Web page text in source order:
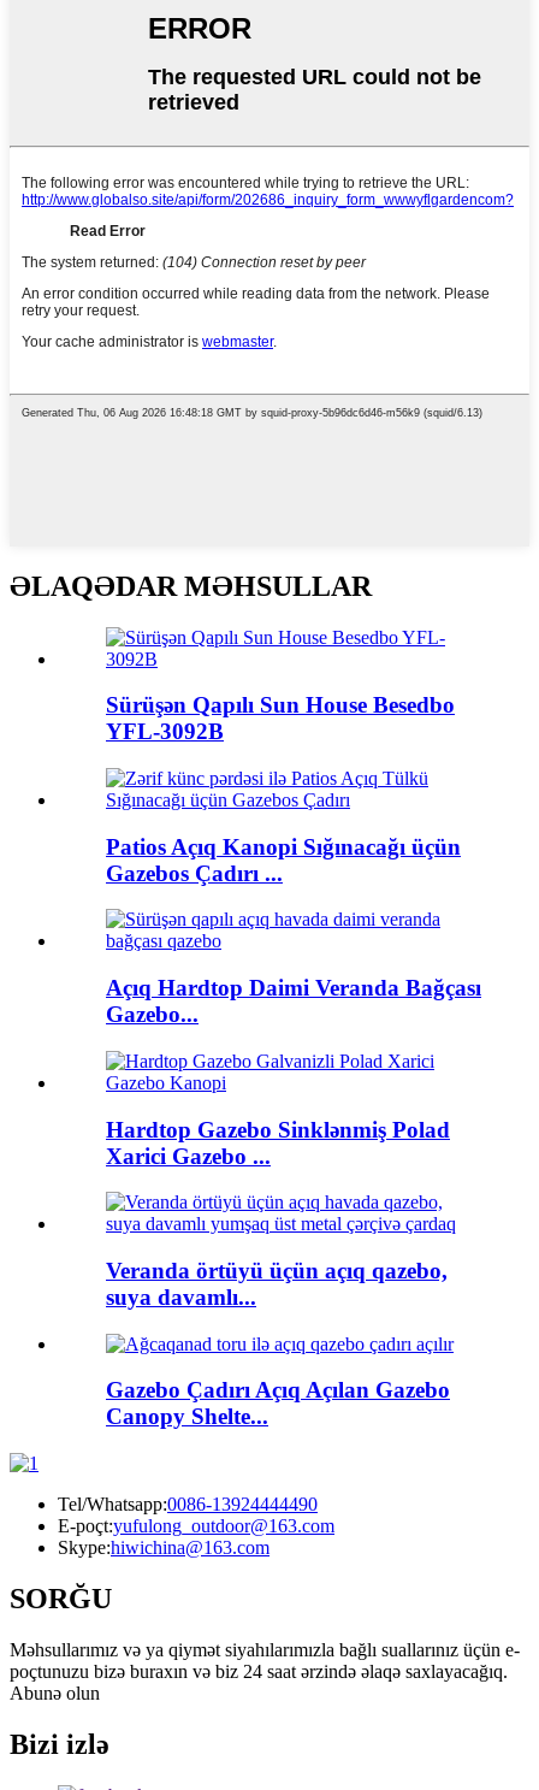
ƏLAQƏDAR MƏHSULLAR
Sürüşən Qapılı Sun House Besedbo
YFL-3092B
Patios Açıq Kanopi Sığınacağı üçün
Gazebos Çadırı ...
Açıq Hardtop Daimi Veranda Bağçası
Gazebo...
Hardtop Gazebo Sinklənmiş Polad
Xarici Gazebo ...
Veranda örtüyü üçün açıq qazebo,
suya davamlı...
Gazebo Çadırı Açıq Açılan Gazebo
Canopy Shelte...
Tel/Whatsapp:0086-13924444490
E-poçt:yufulong_outdoor@163.com
Skype:hiwichina@163.com
SORĞU
Məhsullarımız və ya qiymət siyahılarımızla bağlı suallarınız üçün e-
poçtunuzu bizə buraxın və biz 24 saat ərzində əlaqə saxlayacağıq.
Abunə olun
Bizi izlə